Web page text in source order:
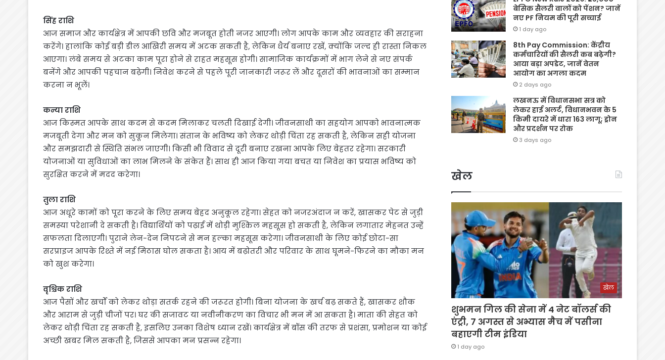
सिंह राशि
आज समाज और कार्यक्षेत्र में आपकी छवि और मजबूत होती नजर आएगी। लोग आपके काम और व्यवहार की सराहना
करेंगे। हालांकि कोई बड़ी डील आखिरी समय में अटक सकती है, लेकिन धैर्य बनाए रखें, क्योंकि जल्द ही रास्ता निकल
आएगा। लंबे समय से अटका काम पूरा होने से राहत महसूस होगी। सामाजिक कार्यक्रमों में भाग लेने से नए संपर्क
बनेंगे और आपकी पहचान बढ़ेगी। निवेश करने से पहले पूरी जानकारी जरूर लें और दूसरों की भावनाओं का सम्मान
करना न भूलें।
कन्या राशि
आज किस्मत आपके साथ कदम से कदम मिलाकर चलती दिखाई देगी। जीवनसाथी का सहयोग आपको भावनात्मक
मजबूती देगा और मन को सुकून मिलेगा। संतान के भविष्य को लेकर थोड़ी चिंता रह सकती है, लेकिन सही योजना
और समझदारी से स्थिति संभल जाएगी। किसी भी विवाद से दूरी बनाए रखना आपके लिए बेहतर रहेगा। सरकारी
योजनाओं या सुविधाओं का लाभ मिलने के संकेत हैं। साथ ही आज किया गया बचत या निवेश का प्रयास भविष्य को
सुरक्षित करने में मदद करेगा।
तुला राशि
आज अधूरे कामों को पूरा करने के लिए समय बेहद अनुकूल रहेगा। सेहत को नजरअंदाज न करें, खासकर पेट से जुड़ी
समस्या परेशानी दे सकती है। विद्यार्थियों को पढ़ाई में थोड़ी मुश्किल महसूस हो सकती है, लेकिन लगातार मेहनत उन्हें
सफलता दिलाएगी। पुराने लेन-देन निपटने से मन हल्का महसूस करेगा। जीवनसाथी के लिए कोई छोटा-सा
सरप्राइज आपके रिश्ते में नई मिठास घोल सकता है। आय में बढ़ोतरी और परिवार के साथ घूमने-फिरने का मौका मन
को खुश करेगा।
वृश्चिक राशि
आज पैसों और खर्चों को लेकर थोड़ा सतर्क रहने की जरूरत होगी। बिना योजना के खर्च बढ़ सकते हैं, खासकर शौक
और आराम से जुड़ी चीजों पर। घर की सजावट या नवीनीकरण का विचार भी मन में आ सकता है। माता की सेहत को
लेकर थोड़ी चिंता रह सकती है, इसलिए उनका विशेष ध्यान रखें। कार्यक्षेत्र में बॉस की तरफ से प्रशंसा, प्रमोशन या कोई
अच्छी खबर मिल सकती है, जिससे आपका मन प्रसन्न रहेगा।
बेसिक सैलरी वालों को पेंशन? जानें
नए PF नियम की पूरी सच्चाई
1 day ago
8th Pay Commission: केंद्रीय
कर्मचारियों की सैलरी कब बढ़ेगी?
आया बड़ा अपडेट, जानें वेतन
आयोग का अगला कदम
2 days ago
लखनऊ में विधानसभा सत्र को
लेकर हाई अलर्ट, विधानभवन के 5
किमी दायरे में धारा 163 लागू; ड्रोन
और प्रदर्शन पर रोक
3 days ago
खेल
खेल
शुभमन गिल की सेना में 4 नेट बॉलर्स की
एंट्री, 7 अगस्त से अभ्यास मैच में पसीना
बहाएगी टीम इंडिया
1 day ago